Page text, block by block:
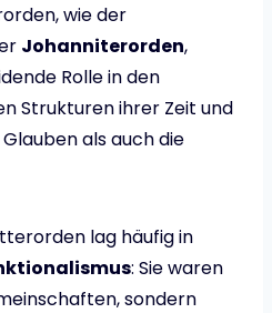
wie der
Johanniterorden,
Rolle in den
Strukturen ihrer Zeit und
als auch die
lag häufig in
: Sie waren
sondern